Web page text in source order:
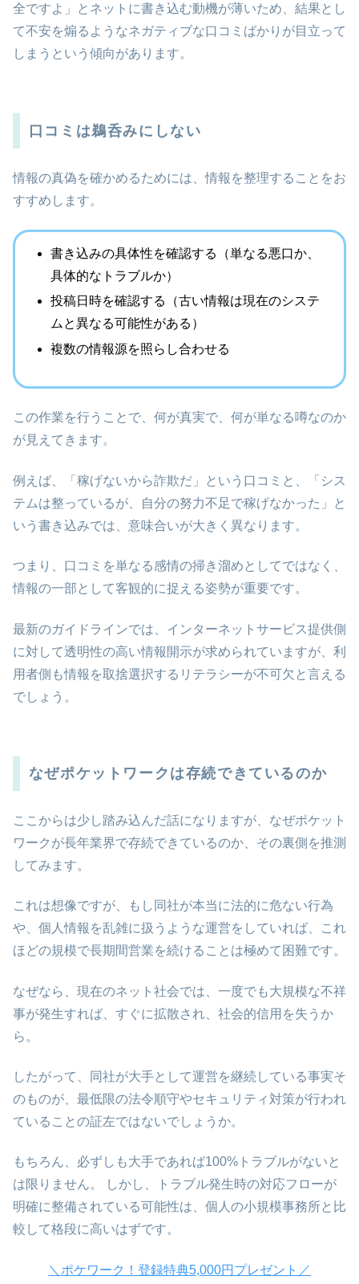
全ですよ」とネットに書き込む動機が薄いため、結果とし
て不安を煽るようなネガティブな口コミばかりが目立って
しまうという傾向があります。
口コミは鵜呑みにしない
情報の真偽を確かめるためには、情報を整理することをお
すすめします。
書き込みの具体性を確認する（単なる悪口か、
具体的なトラブルか）
投稿日時を確認する（古い情報は現在のシステ
ムと異なる可能性がある）
複数の情報源を照らし合わせる
この作業を行うことで、何が真実で、何が単なる噂なのか
が見えてきます。
例えば、「稼げないから詐欺だ」という口コミと、「シス
テムは整っているが、自分の努力不足で稼げなかった」と
いう書き込みでは、意味合いが大きく異なります。
つまり、口コミを単なる感情の掃き溜めとしてではなく、
情報の一部として客観的に捉える姿勢が重要です。
最新のガイドラインでは、インターネットサービス提供側
に対して透明性の高い情報開示が求められていますが、利
用者側も情報を取捨選択するリテラシーが不可欠と言える
でしょう。
なぜポケットワークは存続できているのか
ここからは少し踏み込んだ話になりますが、なぜポケット
ワークが長年業界で存続できているのか、その裏側を推測
してみます。
これは想像ですが、もし同社が本当に法的に危ない行為
や、個人情報を乱雑に扱うような運営をしていれば、これ
ほどの規模で長期間営業を続けることは極めて困難です。
なぜなら、現在のネット社会では、一度でも大規模な不祥
事が発生すれば、すぐに拡散され、社会的信用を失うか
ら。
したがって、同社が大手として運営を継続している事実そ
のものが、最低限の法令順守やセキュリティ対策が行われ
ていることの証左ではないでしょうか。
もちろん、必ずしも大手であれば100%トラブルがないと
は限りません。 しかし、トラブル発生時の対応フローが
明確に整備されている可能性は、個人の小規模事務所と比
較して格段に高いはずです。
＼ポケワーク！登録特典5,000円プレゼント／